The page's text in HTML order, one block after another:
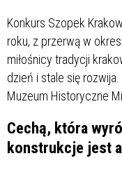
Konkurs Szopek
roku, z przerwą w
miłośnicy tradycji
dzień i stale się
Muzeum Historyczne
Cechą, która
konstrukcje jest